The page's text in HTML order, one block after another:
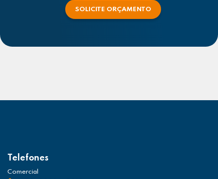
SOLICITE ORÇAMENTO
Telefones
Comercial